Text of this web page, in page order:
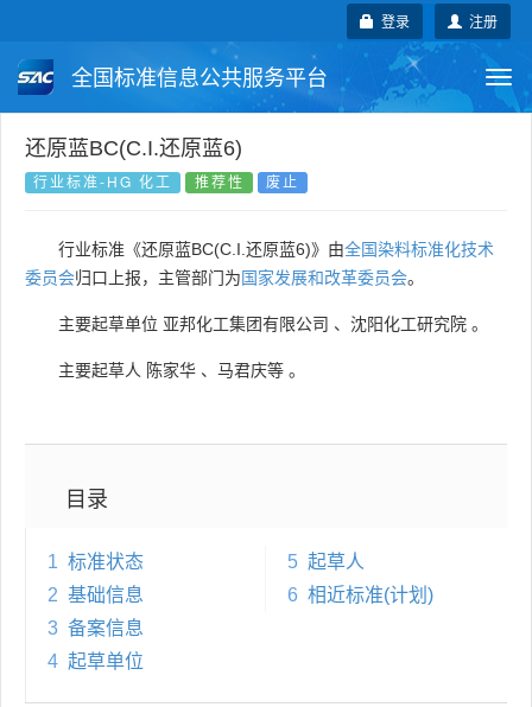
注册
登录
全国标准信息公共服务平台
国家标准 行业标准
国外标准 技术委员会
还原蓝BC(C.I.还原蓝6)
行业标准-HG 化工 推荐性 废止
行业标准《还原蓝BC(C.I.还原蓝6)》由全国染料标准化技术
委员会归口上报，主管部门为国家发展和改革委员会。
主要起草单位 亚邦化工集团有限公司 、 沈阳化工研究院 。
主要起草人 陈家华 、 马君庆等 。
目录
1 标准状态
2 基础信息
3 备案信息
4 起草单位
5 起草人
6 相近标准(计划)